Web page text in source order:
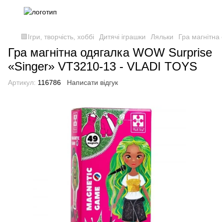
🟪Ігри, творчість, хоббі Дитячі іграшки Ляльки Гра
Гра магнітна одягалка WOW Surprise
«Singer» VT3210-13 - VLADI TOYS
Артикул: 116786 Написати відгук